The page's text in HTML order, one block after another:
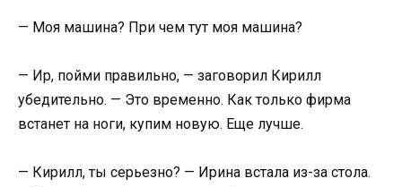
— Моя машина? При чем тут моя машина?
— Ир, пойми правильно, — заговорил Кирилл
убедительно. — Это временно. Как только фирма
встанет на ноги, купим новую. Еще лучше.
— Кирилл, ты серьезно? — Ирина встала из-за стола.